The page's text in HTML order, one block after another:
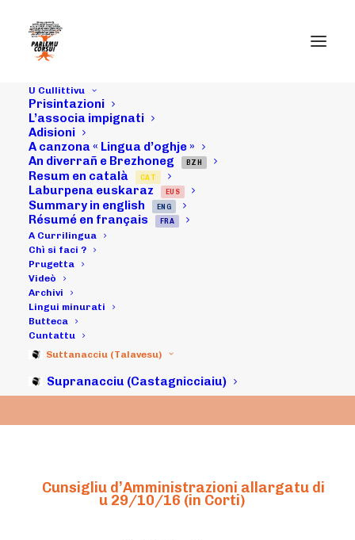
U Cullittivu
Prisintazioni
L’associa impignati
Adisioni
A canzona « Lingua d’oghje »
An diverrañ e Brezhoneg
BZH
Resum en català CAT
Laburpena euskaraz EUS
Summary in english ENG
Résumé en français FRA
A Currilingua
Chì si faci ?
Prugetta
Videò
Archivi
Lingui minurati
Butteca
Cuntattu
Suttanacciu (Talavesu)
Supranacciu (Castagnicciaiu)
29/10/16 : CA, in
30/10/2016
Cunsigliu d’Amministrazioni allargatu di
u 29/10/16 (in Corti)